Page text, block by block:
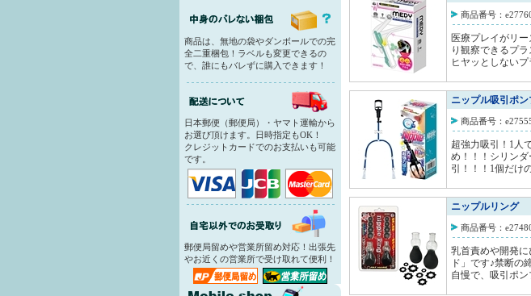
商品は、無地の袋やダンボールでの完
全二重梱包！ラベルも変更できるの
で、誰にもバレずに購入できます！
日本郵便（郵便局）・ヤマト運輸から
お選び頂けます。日時指定もOK！
クレジットカードでのお支払いも可能
です。
郵便局留めや営業所留め対応！出張先
やお近くの営業所で受け取れて便利！
商品番号：
医療プレイがリ
り観察できるプ
ヒヤッとしない
ニップル吸引ポン
商品番号：
超強力吸引！1人
め！！！シリン
引！！！1個だけ
ニップルリング
商品番号：
乳首責めや開発
ド」です♪禁断の
自慢で、吸引ポ